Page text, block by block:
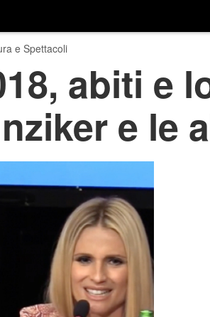
e Spettacoli
abiti e
e le